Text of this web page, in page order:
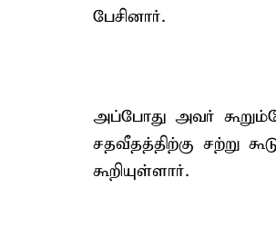
பேசினார்.
அப்போது அவர்
சதவீதத்திற்கு சற்று
கூறியுள்ளார்.